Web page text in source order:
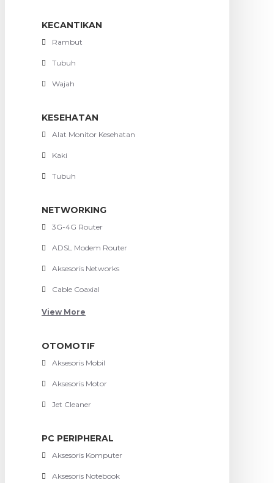
KECANTIKAN
Rambut
Tubuh
Wajah
KESEHATAN
Alat Monitor Kesehatan
Kaki
Tubuh
NETWORKING
3G-4G Router
ADSL Modem Router
Aksesoris Networks
Cable Coaxial
View More
OTOMOTIF
Aksesoris Mobil
Aksesoris Motor
Jet Cleaner
PC PERIPHERAL
Aksesoris Komputer
Aksesoris Notebook